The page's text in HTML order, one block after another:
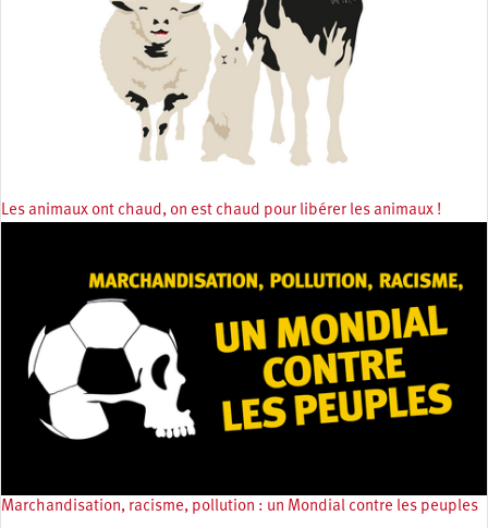
Les animaux ont chaud, on est chaud pour libérer les animaux !
Marchandisation, racisme, pollution : un Mondial contre les peuples